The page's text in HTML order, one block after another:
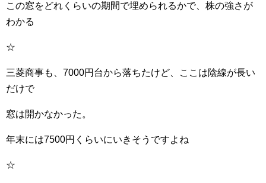
この窓をどれくらいの期間で埋められるかで、株の強さが
わかる
☆
三菱商事も、7000円台から落ちたけど、ここは陰線が長い
だけで
窓は開かなかった。
年末には7500円くらいにいきそうですよね
☆